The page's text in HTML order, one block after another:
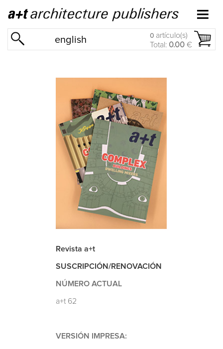
english 0 artículo(s)
Total: 0.00 €
Revista a+t
SUSCRIPCIÓN/RENOVACIÓN
NÚMERO ACTUAL
a+t 62
VERSIÓN IMPRESA: